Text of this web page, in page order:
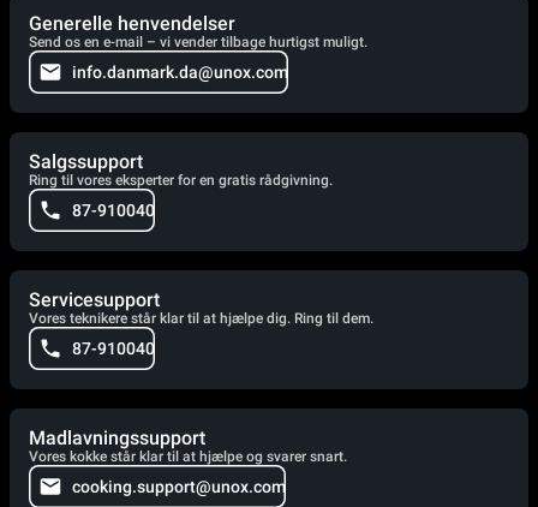
Generelle henvendelser
Send os en e-mail – vi vender tilbage hurtigst muligt.
info.danmark.da@unox.com
Salgssupport
Ring til vores eksperter for en gratis rådgivning.
87-910040
Servicesupport
Vores teknikere står klar til at hjælpe dig. Ring til dem.
87-910040
Madlavningssupport
Vores kokke står klar til at hjælpe og svarer snart.
cooking.support@unox.com